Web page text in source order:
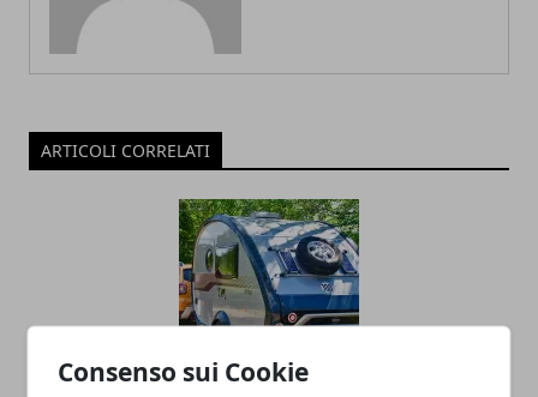
Consenso sui Cookie
ARTICOLI CORRELATI